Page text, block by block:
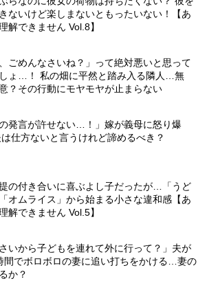
ないけど楽しまないともったいない！【あ
解できません Vol.8】
、ごめんなさいね？」って絶対悪いと思って
ょ…！ 私の畑に平然と踏み入る隣人…無
？その行動にモヤモヤが止まらない
の発言が許せない…！」嫁が義母に怒り爆
仕方ないと言うけれど諦めるべき？
の付き合いに喜ぶよし子だったが…「うど
オムライス」から始まる小さな違和感【あ
解できません Vol.5】
さいから子どもを連れて外に行って？」夫が
間でボロボロの妻に追い打ちをかける…妻の
か？